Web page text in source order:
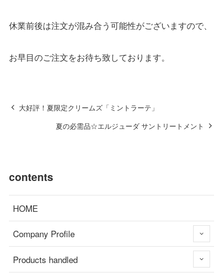
休業前後は注文が混み合う可能性がございますので、
お早目のご注文をお待ち致しております。
大好評！夏限定クリームズ「ミントラーテ」
夏の必需品☆エルジューダ サントリートメント
contents
HOME
Company Profile
Products handled